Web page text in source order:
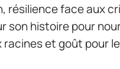
résilience face aux
son histoire pour
et goût pour